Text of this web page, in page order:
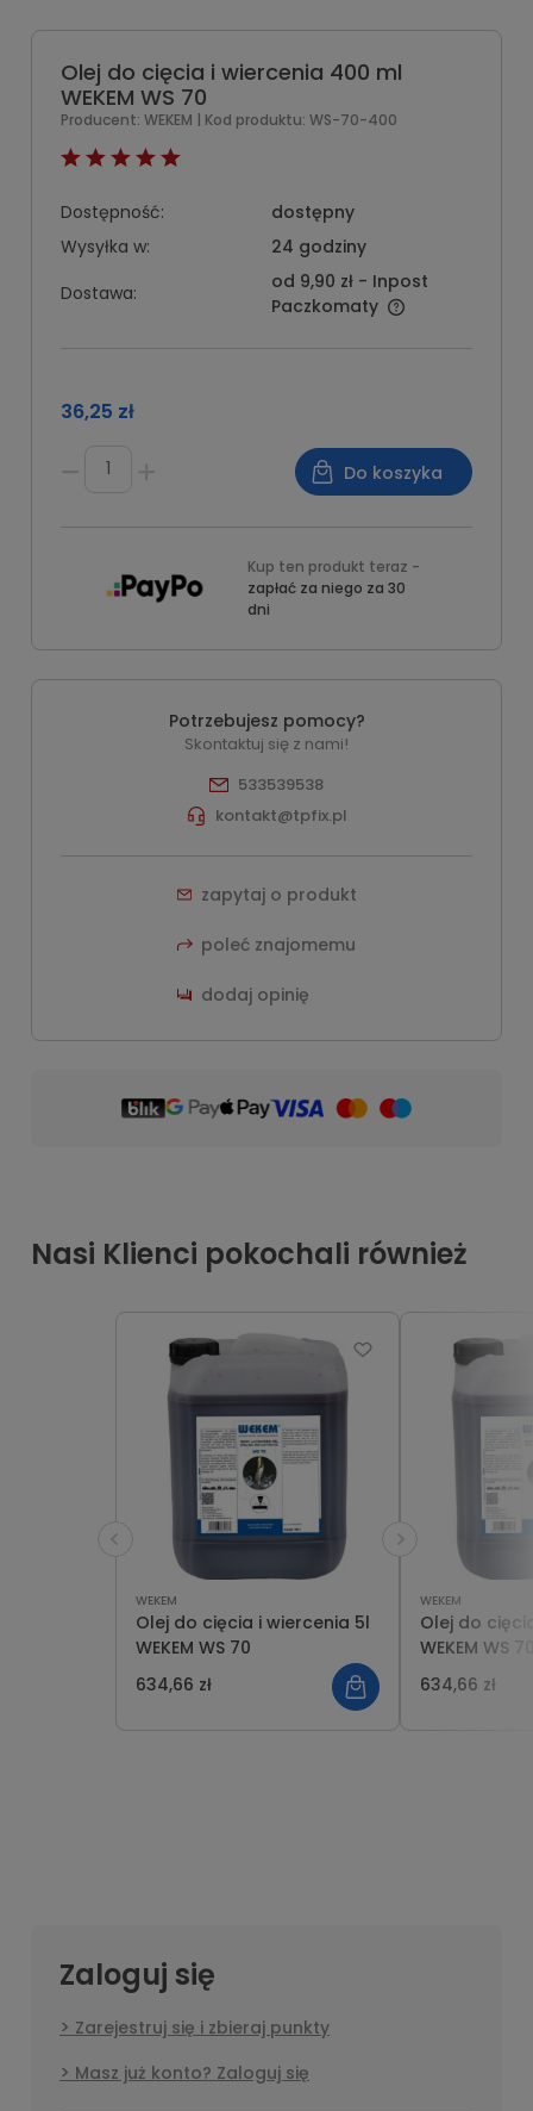
Olej do cięcia i wiercenia 400 ml
WEKEM WS 70
Producent: WEKEM | Kod produktu: WS-70-400
Dostępność:
dostępny
Wysyłka w:
24 godziny
Dostawa:
od 9,90 zł - Inpost
Paczkomaty
36,25 zł
Do koszyka
Kup ten produkt teraz -
zapłać za niego za 30
dni
Potrzebujesz pomocy?
Skontaktuj się z nami!
533539538
kontakt@tpfix.pl
zapytaj o produkt
poleć znajomemu
dodaj opinię
Nasi Klienci pokochali również
WEKEM
Olej do cięcia i wiercenia 5l
WEKEM WS 70
634,66 zł
WEKEM
Olej do cięcia
WEKEM WS
634,66 zł
Zaloguj się
Zarejestruj się i zbieraj punkty
Masz już konto? Zaloguj się